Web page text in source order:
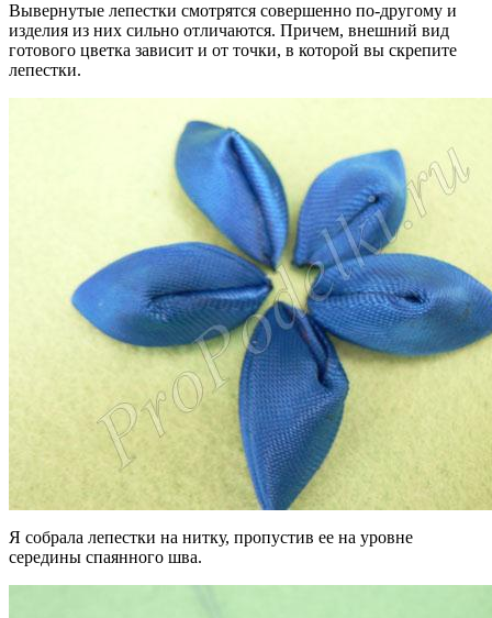
Вывернутые лепестки смотрятся совершенно по-другому и
изделия из них сильно отличаются. Причем, внешний вид
готового цветка зависит и от точки, в которой вы скрепите
лепестки.
Я собрала лепестки на нитку, пропустив ее на уровне
середины спаянного шва.